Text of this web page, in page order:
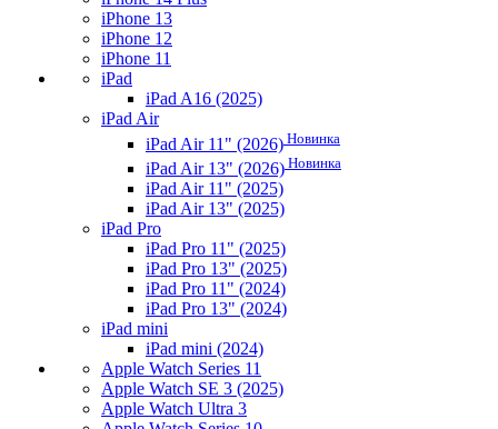
iPhone 13
iPhone 12
iPhone 11
iPad
iPad A16 (2025)
iPad Air
iPad Air 11" (2026) Новинка
iPad Air 13" (2026) Новинка
iPad Air 11" (2025)
iPad Air 13" (2025)
iPad Pro
iPad Pro 11" (2025)
iPad Pro 13" (2025)
iPad Pro 11" (2024)
iPad Pro 13" (2024)
iPad mini
iPad mini (2024)
Apple Watch Series 11
Apple Watch SE 3 (2025)
Apple Watch Ultra 3